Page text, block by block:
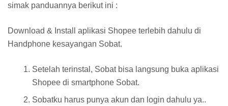
simak panduannya berikut ini :
Download & Install aplikasi Shopee terlebih dahulu di
Handphone kesayangan Sobat.
Setelah terinstal, Sobat bisa langsung buka aplikasi
Shopee di smartphone Sobat.
Sobatku harus punya akun dan login dahulu ya..